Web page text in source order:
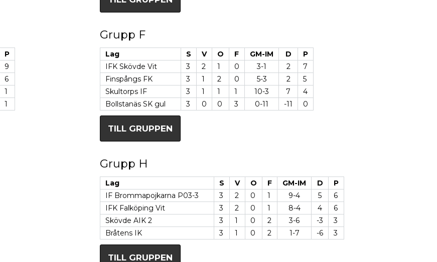
P
9
6
1
1
Grupp F
Lag S V O F GM-IM D
P
IFK Skövde Vit
3 2 1 0 3-1 2
7
Finspångs FK
3 1 2 0 5-3 2
5
Skultorps IF
3 1 1 1 10-3 7
4
Bollstanäs SK gul
3 0 0 3 0-11 -11 0
TILL GRUPPEN
Grupp H
Lag S V O F GM-IM D
P
IF Brommapojkarna P03-3
3 2 0 1 9-4 5
6
IFK Falköping Vit
3 2 0 1 8-4 4
6
Skövde AIK 2
3 1 0 2 3-6 -3
3
Bråtens IK
3 1 0 2 1-7 -6 3
TILL GRUPPEN